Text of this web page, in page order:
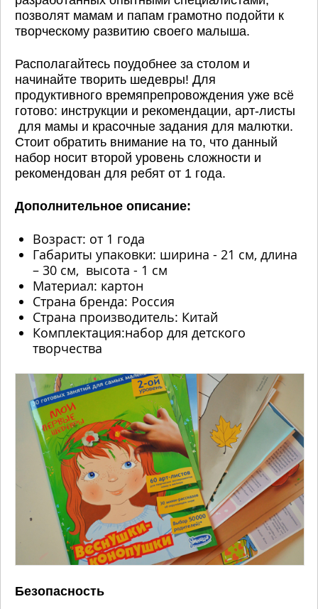
позволят мамам и папам грамотно подойти к
творческому развитию своего малыша.
Располагайтесь поудобнее за столом и
начинайте творить шедевры! Для
продуктивного времяпрепровождения уже всё
готово: инструкции и рекомендации, арт-листы
для мамы и красочные задания для малютки.
Стоит обратить внимание на то, что данный
набор носит второй уровень сложности и
рекомендован для ребят от 1 года.
Дополнительное описание:
Возраст: от 1 года
Габариты упаковки: ширина - 21 см, длина
– 30 см, высота - 1 см
Материал: картон
Страна бренда: Россия
Страна производитель: Китай
Комплектация:набор для детского
творчества
Безопасность